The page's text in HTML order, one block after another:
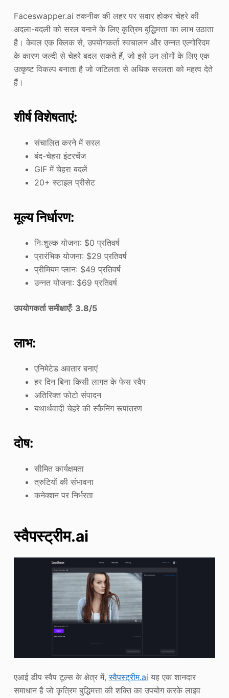
Faceswapper.ai तकनीक की लहर पर सवार होकर चेहरे की
अदला-बदली को सरल बनाने के लिए कृत्रिम बुद्धिमत्ता का लाभ उठाता
है। केवल एक क्लिक से, उपयोगकर्ता स्वचालन और उन्नत एल्गोरिदम
के कारण जल्दी से चेहरे बदल सकते हैं, जो इसे उन लोगों के लिए एक
उत्कृष्ट विकल्प बनाता है जो जटिलता से अधिक सरलता को महत्व देते
हैं।
शीर्ष विशेषताएं:
संचालित करने में सरल
बंद-चेहरा इंटरचेंज
GIF में चेहरा बदलें
20+ स्टाइल प्रीसेट
मूल्य निर्धारण:
निःशुल्क योजना: $0 प्रतिवर्ष
प्रारंभिक योजना: $29 प्रतिवर्ष
प्रीमियम प्लान: $49 प्रतिवर्ष
उन्नत योजना: $69 प्रतिवर्ष
उपयोगकर्ता समीक्षाएँ: 3.8/5
लाभ:
एनिमेटेड अवतार बनाएं
हर दिन बिना किसी लागत के फेस स्वैप
अतिरिक्त फोटो संपादन
यथार्थवादी चेहरे की स्कैनिंग रूपांतरण
दोष:
सीमित कार्यक्षमता
त्रुटियों की संभावना
कनेक्शन पर निर्भरता
स्वैपस्ट्रीम.ai
एआई डीप स्वैप टूल्स के क्षेत्र में,स्वैपस्ट्रीम.ai यह एक शानदार
समाधान है जो कृत्रिम बुद्धिमत्ता की शक्ति का उपयोग करके लाइव